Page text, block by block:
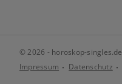
© 2026 - horoskop-singles.de
Impressum
Datenschutz